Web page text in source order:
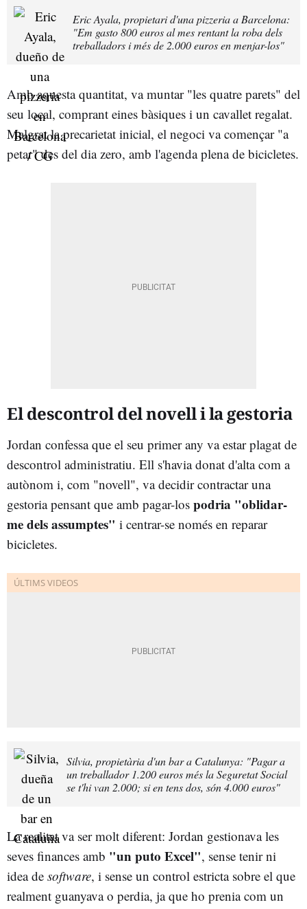
Eric Ayala, propietari d'una pizzeria a Barcelona:
"Em gasto 800 euros al mes rentant la roba dels
treballadors i més de 2.000 euros en menjar-los"
Amb aquesta quantitat, va muntar "les quatre parets" del
seu local, comprant eines bàsiques i un cavallet regalat.
Malgrat la precarietat inicial, el negoci va començar "a
petar" des del dia zero, amb l'agenda plena de bicicletes.
El descontrol del novell i la gestoria
Jordan confessa que el seu primer any va estar plagat de
descontrol administratiu. Ell s'havia donat d'alta com a
autònom i, com "novell", va decidir contractar una
gestoria pensant que amb pagar-los podria "oblidar-
me dels assumptes" i centrar-se només en reparar
bicicletes.
Silvia, propietària d'un bar a Catalunya: "Pagar a
un treballador 1.200 euros més la Seguretat Social
se t'hi van 2.000; si en tens dos, són 4.000 euros"
La realitat va ser molt diferent: Jordan gestionava les
seves finances amb "un puto Excel", sense tenir ni
idea de software, i sense un control estricta sobre el que
realment guanyava o perdia, ja que ho prenia com un